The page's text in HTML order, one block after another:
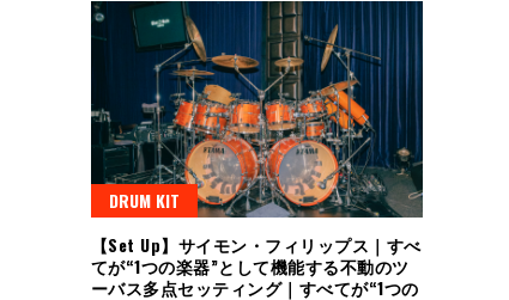
DRUM KIT
【Set Up】サイモン・フィリップス｜すべ
てが“1つの楽器”として機能する不動のツ
ーバス多点セッティング｜すべてが“1つの